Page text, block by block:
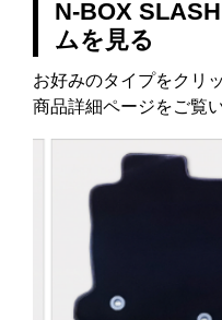
N-BOX
ムを見る
お好みのタイプをクリ
商品詳細ページをご覧